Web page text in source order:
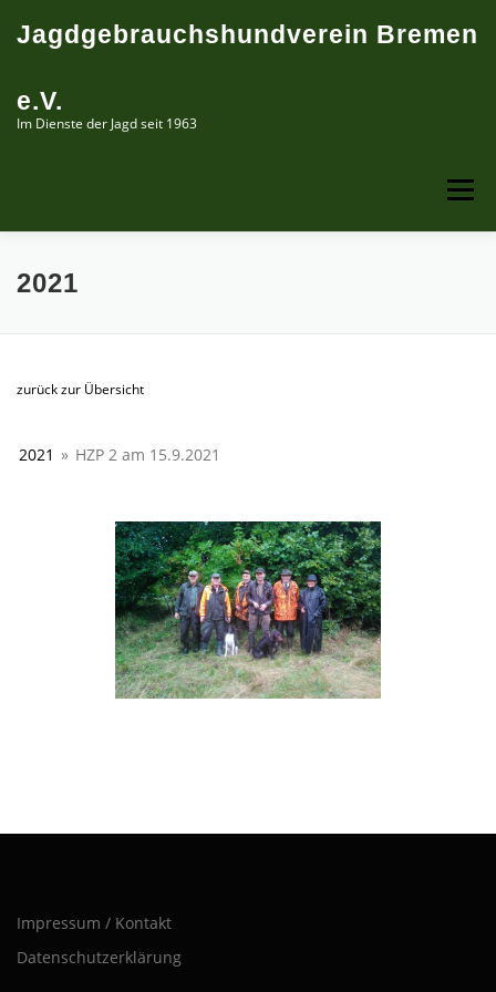
Inhalt
springen
Jagdgebrauchshundverein Bremen
e.V.
Im Dienste der Jagd seit 1963
Menü
ÜBER UNS
2021
zurück zur Übersicht
2021 » HZP 2 am 15.9.2021
Impressum / Kontakt
Datenschutzerklärung